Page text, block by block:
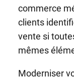
commerce
clients
vente si
mêmes
Moderniser